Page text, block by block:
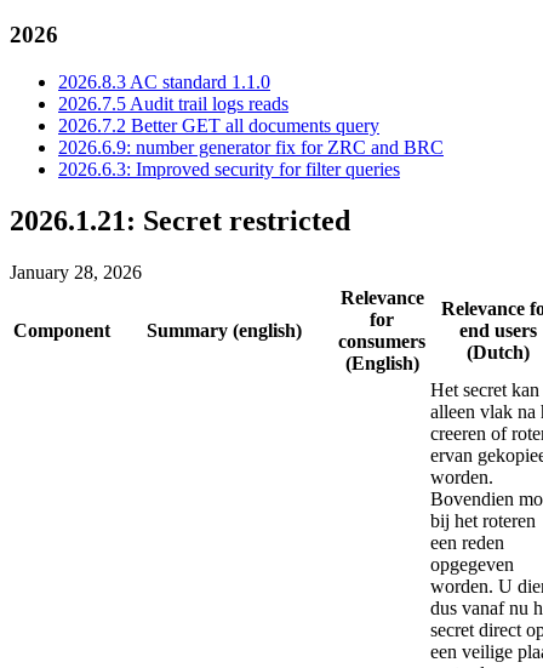
2026
2026.8.3 AC standard 1.1.0
2026.7.5 Audit trail logs reads
2026.7.2 Better GET all documents query
2026.6.9: number generator fix for ZRC and BRC
2026.6.3: Improved security for filter queries
2026.1.21: Secret restricted
January 28, 2026
Component Summary (english)
Relevance
for
consumers
(English)
Relevance
end users
(Dutch)
Het secret
alleen vlak na
creeren of
ervan
worden.
Bovendien
bij het roteren
een reden
opgegeven
worden. U
dus vanaf nu
secret direct
een veilige